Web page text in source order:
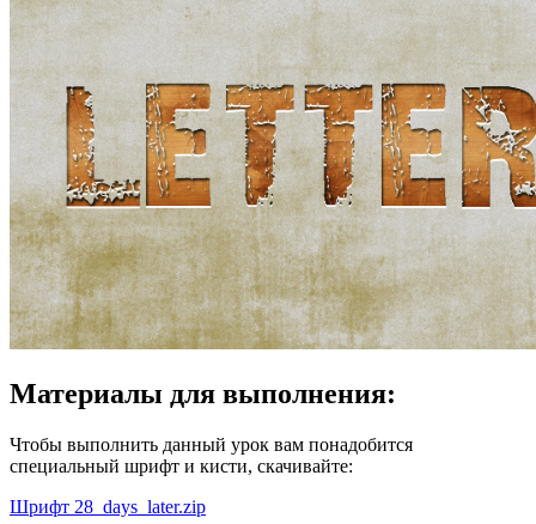
Материалы для выполнения:
Чтобы выполнить данный урок вам понадобится
специальный шрифт и кисти, скачивайте:
Шрифт 28_days_later.zip